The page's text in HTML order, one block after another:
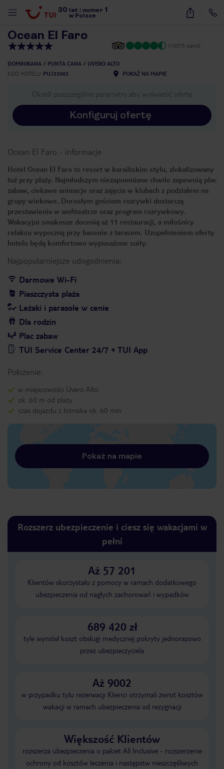
30 lat numer 1
w Polsce
41
Ocean El Faro
(10075 opinii)
DOMINIKANA PUNTA CANA
UVERO ALTO
KOD HOTELU PUJ35003 POKAŻ NA MAPIE
Określ poszczególne parametry aby wyświetlić ofertę
Konfiguruj ofertę
Ocean El Faro - informacje
Hotel Ocean El Faro to resort w karaibskim stylu, zlokalizowany
tuż przy plaży. Najmłodszym niezapomniane chwile zapewnią plac
zabaw, ciekawe animacje oraz zajęcia w klubach z podziałem na
grupy wiekowe. Dorosłym gościom rozrywki dostarczą
przestawienia w amfiteatrze oraz program rozrywkowy.
Wakacyjni smakosze docenią aż 11 restauracji, a miłośnicy
relaksu wypoczną przy basenie z tarasem. Uzupełnieniem oferty
hotelu będą komfortowo wyposażone suity.
Najpopularniejsze udogodnienia:
Darmowe Wi-Fi
Piaszczysta plaża
Leżaki i parasole w cenie
Dla rodzin
Plac zabaw
TUI Service Center 24/7 + TUI App
Położenie:
w miejscowości Uvero Alto
ok. 60 m od plaży
czas dojazdu z lotniska ok. 60 min
Pokaż na mapie
Rozszerz ubezpieczenie i ciesz się wakacjami w
pełni
Aż 57 201
Klientów skorzystało z pomocy w ramach dodatkowego
ubezpieczenia od nagłych zachorowań i wypadków
689 420 zł
tyle wyniósł koszt obsługi medycznej pokryty jednorazowo
przez ubezpieczyciela
Aż 9002
w przypadku tylu rezerwacji Klienci otrzymali zwrot kosztów
wakacji w ramach ubezpieczenia od rezygnacji
Większość Klientów
rozszerza ubezpieczenia o pakiet All Inclusive - rozszerzenie
ochrony od kosztów leczenia i następstw nieszczęśliwych